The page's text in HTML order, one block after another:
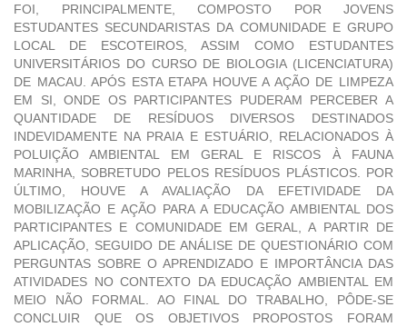
FOI, PRINCIPALMENTE, COMPOSTO POR JOVENS
ESTUDANTES SECUNDARISTAS DA COMUNIDADE E GRUPO
LOCAL DE ESCOTEIROS, ASSIM COMO ESTUDANTES
UNIVERSITÁRIOS DO CURSO DE BIOLOGIA (LICENCIATURA)
DE MACAU. APÓS ESTA ETAPA HOUVE A AÇÃO DE LIMPEZA
EM SI, ONDE OS PARTICIPANTES PUDERAM PERCEBER A
QUANTIDADE DE RESÍDUOS DIVERSOS DESTINADOS
INDEVIDAMENTE NA PRAIA E ESTUÁRIO, RELACIONADOS À
POLUIÇÃO AMBIENTAL EM GERAL E RISCOS À FAUNA
MARINHA, SOBRETUDO PELOS RESÍDUOS PLÁSTICOS. POR
ÚLTIMO, HOUVE A AVALIAÇÃO DA EFETIVIDADE DA
MOBILIZAÇÃO E AÇÃO PARA A EDUCAÇÃO AMBIENTAL DOS
PARTICIPANTES E COMUNIDADE EM GERAL, A PARTIR DE
APLICAÇÃO, SEGUIDO DE ANÁLISE DE QUESTIONÁRIO COM
PERGUNTAS SOBRE O APRENDIZADO E IMPORTÂNCIA DAS
ATIVIDADES NO CONTEXTO DA EDUCAÇÃO AMBIENTAL EM
MEIO NÃO FORMAL. AO FINAL DO TRABALHO, PÔDE-SE
CONCLUIR QUE OS OBJETIVOS PROPOSTOS FORAM